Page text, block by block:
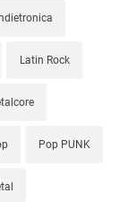
Latin Rock
Pop PUNK